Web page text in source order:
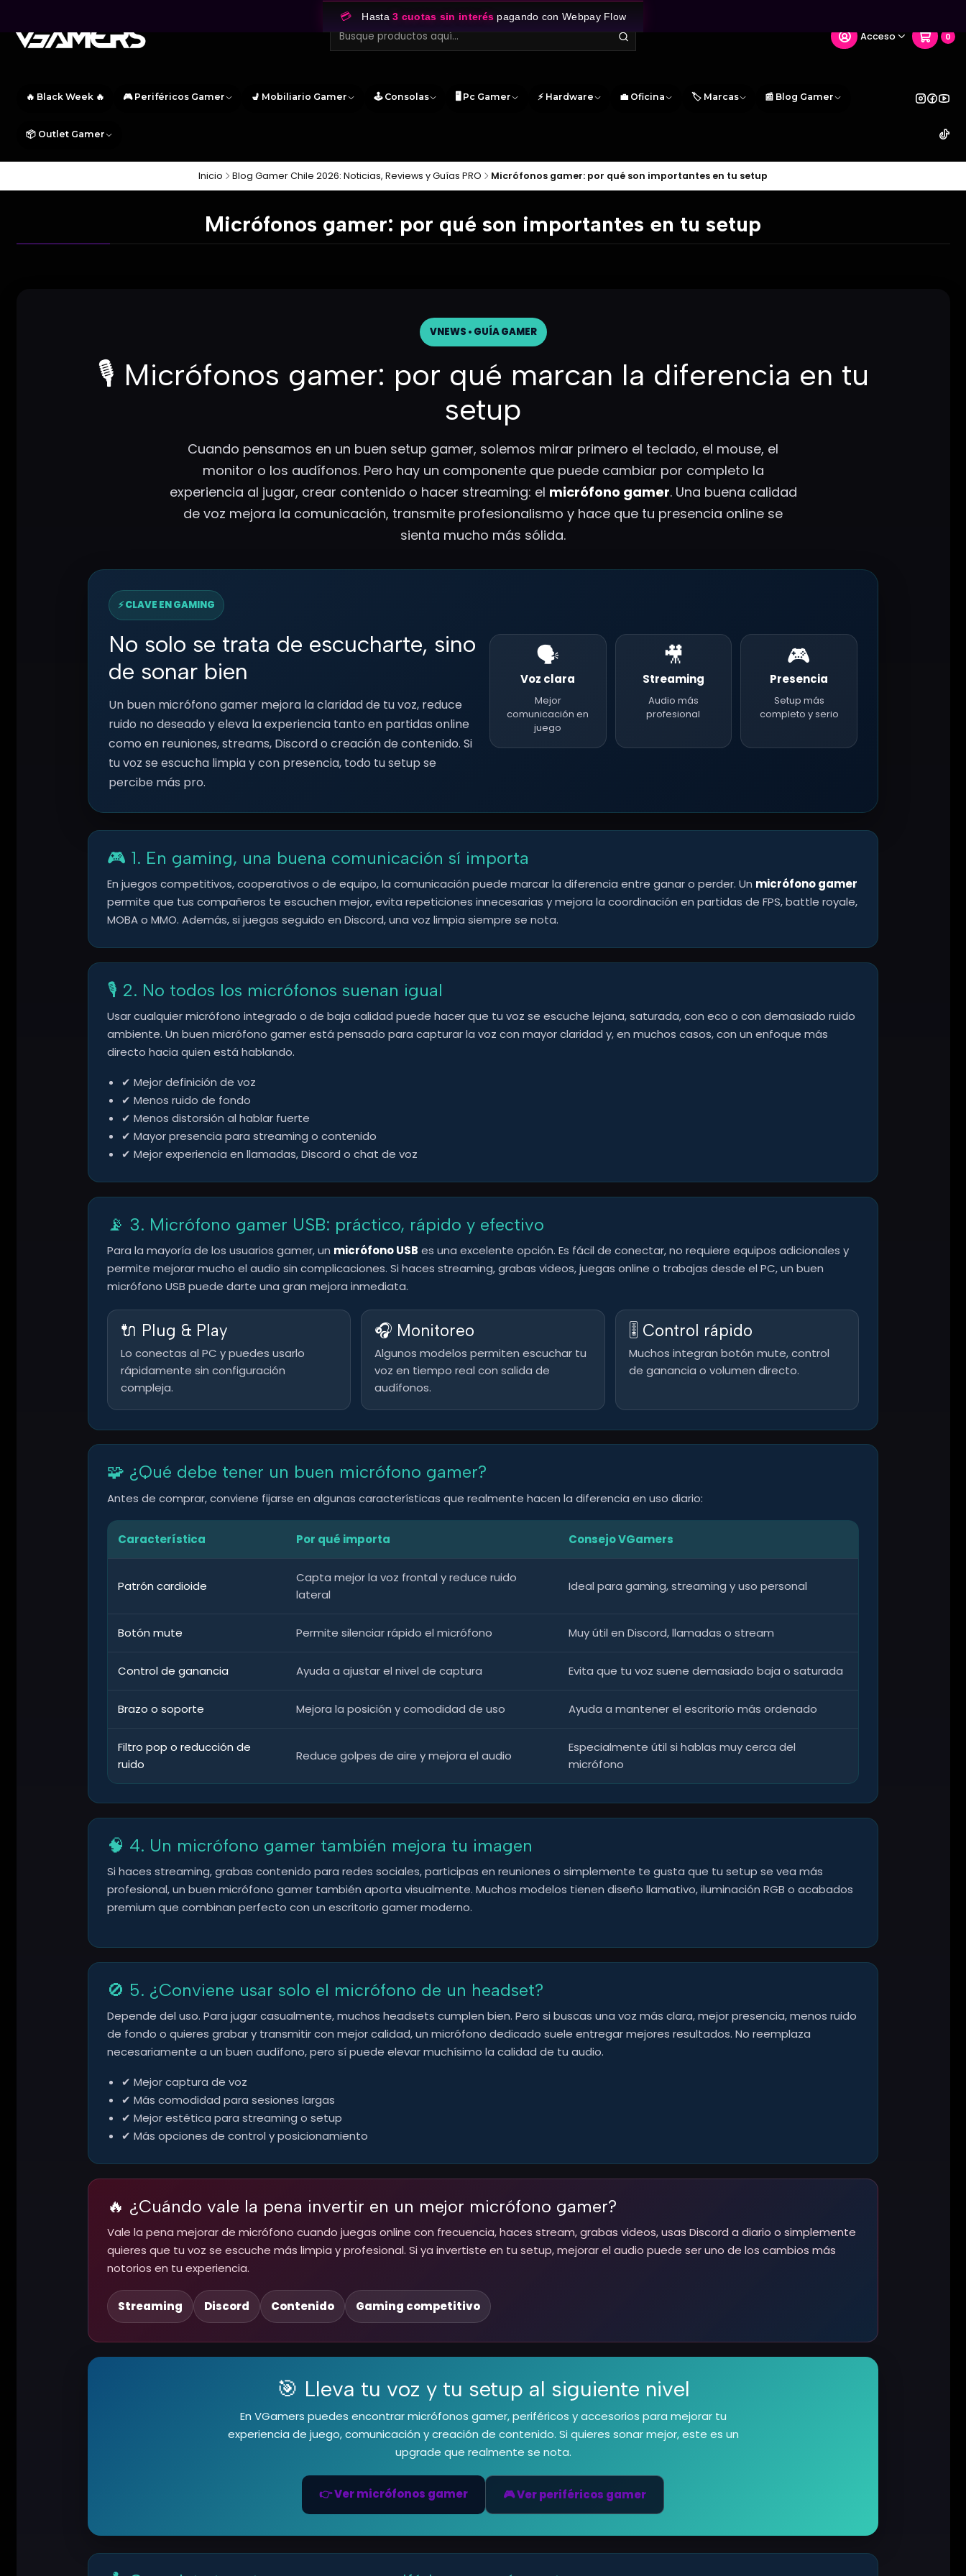
Acceso 0
🔥 Black Week 🔥 🎮 Periféricos Gamer 💺 Mobiliario Gamer 🕹️ Consolas 🖥️ Pc Gamer ⚡ Hardware 💼 Oficina 🏷️ Marcas 📰 Blog Gamer
📦 Outlet Gamer
💳 Hasta3 cuotas sin interés pagando con Webpay Flow
Inicio Blog Gamer Chile 2026: Noticias, Reviews y Guías PRO Micrófonos gamer: por qué son importantes en tu setup
Micrófonos gamer: por qué son importantes en tu setup
VNEWS • GUÍA GAMER
🎙️ Micrófonos gamer: por qué marcan la diferencia en tu
setup
Cuando pensamos en un buen setup gamer, solemos mirar primero el teclado, el mouse, el
monitor o los audífonos. Pero hay un componente que puede cambiar por completo la
experiencia al jugar, crear contenido o hacer streaming: el micrófono gamer. Una buena calidad
de voz mejora la comunicación, transmite profesionalismo y hace que tu presencia online se
sienta mucho más sólida.
⚡ CLAVE EN GAMING
No solo se trata de escucharte, sino
de sonar bien
Un buen micrófono gamer mejora la claridad de tu voz, reduce
ruido no deseado y eleva la experiencia tanto en partidas online
como en reuniones, streams, Discord o creación de contenido. Si
tu voz se escucha limpia y con presencia, todo tu setup se
percibe más pro.
🗣️
Voz clara
Mejor
comunicación en
juego
🎥
Streaming
Audio más
profesional
🎮
Presencia
Setup más
completo y serio
🎮 1. En gaming, una buena comunicación sí importa
En juegos competitivos, cooperativos o de equipo, la comunicación puede marcar la diferencia entre ganar o perder. Un micrófono gamer
permite que tus compañeros te escuchen mejor, evita repeticiones innecesarias y mejora la coordinación en partidas de FPS, battle royale,
MOBA o MMO. Además, si juegas seguido en Discord, una voz limpia siempre se nota.
🎙️ 2. No todos los micrófonos suenan igual
Usar cualquier micrófono integrado o de baja calidad puede hacer que tu voz se escuche lejana, saturada, con eco o con demasiado ruido
ambiente. Un buen micrófono gamer está pensado para capturar la voz con mayor claridad y, en muchos casos, con un enfoque más
directo hacia quien está hablando.
✔ Mejor definición de voz
✔ Menos ruido de fondo
✔ Menos distorsión al hablar fuerte
✔ Mayor presencia para streaming o contenido
✔ Mejor experiencia en llamadas, Discord o chat de voz
📡 3. Micrófono gamer USB: práctico, rápido y efectivo
Para la mayoría de los usuarios gamer, un micrófono USB es una excelente opción. Es fácil de conectar, no requiere equipos adicionales y
permite mejorar mucho el audio sin complicaciones. Si haces streaming, grabas videos, juegas online o trabajas desde el PC, un buen
micrófono USB puede darte una gran mejora inmediata.
🔌 Plug & Play
Lo conectas al PC y puedes usarlo
rápidamente sin configuración
compleja.
🎧 Monitoreo
Algunos modelos permiten escuchar tu
voz en tiempo real con salida de
audífonos.
🎚️ Control rápido
Muchos integran botón mute, control
de ganancia o volumen directo.
🧩 ¿Qué debe tener un buen micrófono gamer?
Antes de comprar, conviene fijarse en algunas características que realmente hacen la diferencia en uso diario:
Característica Por qué importa Consejo VGamers
Patrón cardioide
Capta mejor la voz frontal y reduce ruido
lateral
Ideal para gaming, streaming y uso personal
Botón mute Permite silenciar rápido el micrófono Muy útil en Discord, llamadas o stream
Control de ganancia Ayuda a ajustar el nivel de captura Evita que tu voz suene demasiado baja o saturada
Brazo o soporte Mejora la posición y comodidad de uso Ayuda a mantener el escritorio más ordenado
Filtro pop o reducción de
ruido
Reduce golpes de aire y mejora el audio
Especialmente útil si hablas muy cerca del
micrófono
🧠 4. Un micrófono gamer también mejora tu imagen
Si haces streaming, grabas contenido para redes sociales, participas en reuniones o simplemente te gusta que tu setup se vea más
profesional, un buen micrófono gamer también aporta visualmente. Muchos modelos tienen diseño llamativo, iluminación RGB o acabados
premium que combinan perfecto con un escritorio gamer moderno.
🚫 5. ¿Conviene usar solo el micrófono de un headset?
Depende del uso. Para jugar casualmente, muchos headsets cumplen bien. Pero si buscas una voz más clara, mejor presencia, menos ruido
de fondo o quieres grabar y transmitir con mejor calidad, un micrófono dedicado suele entregar mejores resultados. No reemplaza
necesariamente a un buen audífono, pero sí puede elevar muchísimo la calidad de tu audio.
✔ Mejor captura de voz
✔ Más comodidad para sesiones largas
✔ Mejor estética para streaming o setup
✔ Más opciones de control y posicionamiento
🔥 ¿Cuándo vale la pena invertir en un mejor micrófono gamer?
Vale la pena mejorar de micrófono cuando juegas online con frecuencia, haces stream, grabas videos, usas Discord a diario o simplemente
quieres que tu voz se escuche más limpia y profesional. Si ya invertiste en tu setup, mejorar el audio puede ser uno de los cambios más
notorios en tu experiencia.
Streaming Discord Contenido Gaming competitivo
🎯 Lleva tu voz y tu setup al siguiente nivel
En VGamers puedes encontrar micrófonos gamer, periféricos y accesorios para mejorar tu
experiencia de juego, comunicación y creación de contenido. Si quieres sonar mejor, este es un
upgrade que realmente se nota.
👉 Ver micrófonos gamer 🎮 Ver periféricos gamer